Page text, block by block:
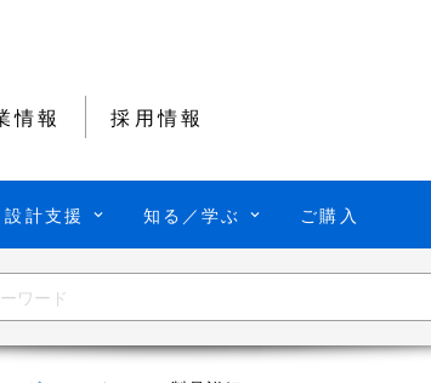
情報 採用情報
計支援 知る／学ぶ ご購入